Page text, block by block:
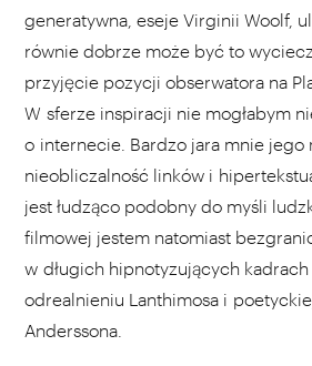
generatywna, eseje Virginii Woolf,
równie dobrze może być to
przyjęcie pozycji obserwatora na
W sferze inspiracji nie mogłabym
o internecie. Bardzo jara mnie jego
nieobliczalność linków i
jest łudząco podobny do myśli
filmowej jestem natomiast
w długich hipnotyzujących kadrach
odrealnieniu Lanthimosa i
Anderssona.